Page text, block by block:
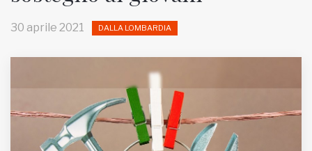
Inviateci le vostre segnalazioni
Iscriviti alla newsletter
30 aprile 2021 DALLA LOMBARDIA